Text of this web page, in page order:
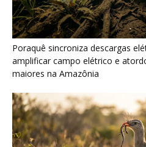
Seriema combina corridas em
contra rochas para imobilizar
cerrado